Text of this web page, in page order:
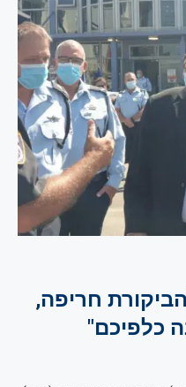
חריפה,
כלפיכם"